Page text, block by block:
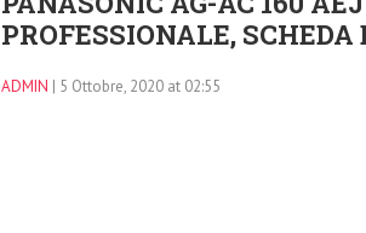
PROFESSIONALE,
ADMIN | 5 Ottobre, 2020 at 02:55